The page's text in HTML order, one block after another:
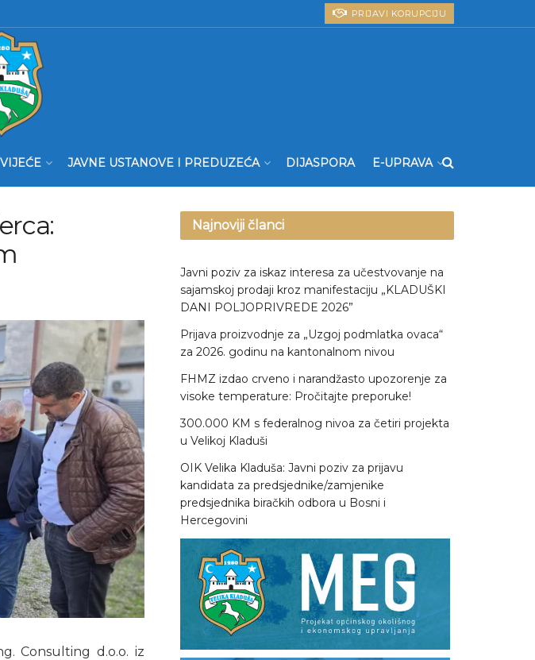
PRIJAVI KORUPCIJU
JAVNE USTANOVE I PREDUZEĆA DIJASPORA E-UPRAVA
Consulting d.o.o. iz
Najnoviji članci
Javni poziv za iskaz interesa za učestvovanje na
sajamskoj prodaji kroz manifestaciju „KLADUŠKI
DANI POLJOPRIVREDE 2026”
Prijava proizvodnje za „Uzgoj podmlatka ovaca“
za 2026. godinu na kantonalnom nivou
FHMZ izdao crveno i narandžasto upozorenje za
visoke temperature: Pročitajte preporuke!
300.000 KM s federalnog nivoa za četiri projekta
u Velikoj Kladuši
OIK Velika Kladuša: Javni poziv za prijavu
kandidata za predsjednike/zamjenike
predsjednika biračkih odbora u Bosni i
Hercegovini